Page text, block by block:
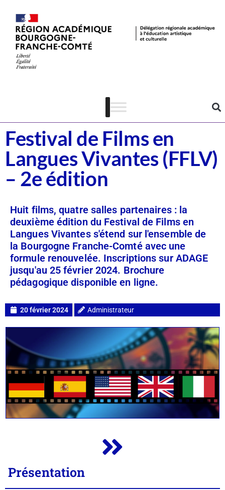
Festival de Films en
Langues Vivantes (FFLV)
– 2e édition
Huit films, quatre salles partenaires : la
deuxième édition du Festival de Films en
Langues Vivantes s'étend sur l'ensemble de
la Bourgogne Franche-Comté avec une
formule renouvelée. Inscriptions sur ADAGE
jusqu'au 25 février 2024. Brochure
pédagogique disponible en ligne.
20 février 2024 Administrateur
Présentation